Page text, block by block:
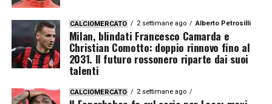
CALCIOMERCATO 2 settimane ago Alberto Petrosilli
Milan, blindati Francesco Camarda e
Christian Comotto: doppio rinnovo fino al
2031. Il futuro rossonero riparte dai suoi
talenti
CALCIOMERCATO 2 settimane ago